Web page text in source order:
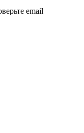
email